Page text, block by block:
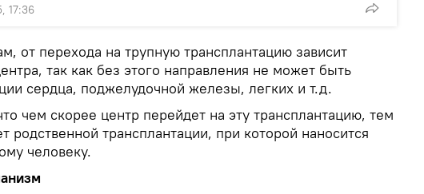
17:36
от перехода на трупную трансплантацию зависит
так как без этого направления не может быть
сердца, поджелудочной железы, легких и т.д.
чем скорее центр перейдет на эту трансплантацию, тем
родственной трансплантации, при которой наносится
человеку.